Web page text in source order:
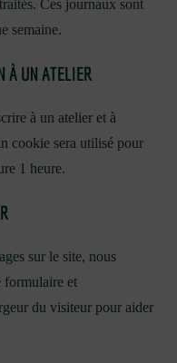
Ces journaux sont
semaine.
À UN ATELIER
à un atelier et à
cookie sera utilisé pour
1 heure.
sur le site, nous
formulaire et
du visiteur pour aider